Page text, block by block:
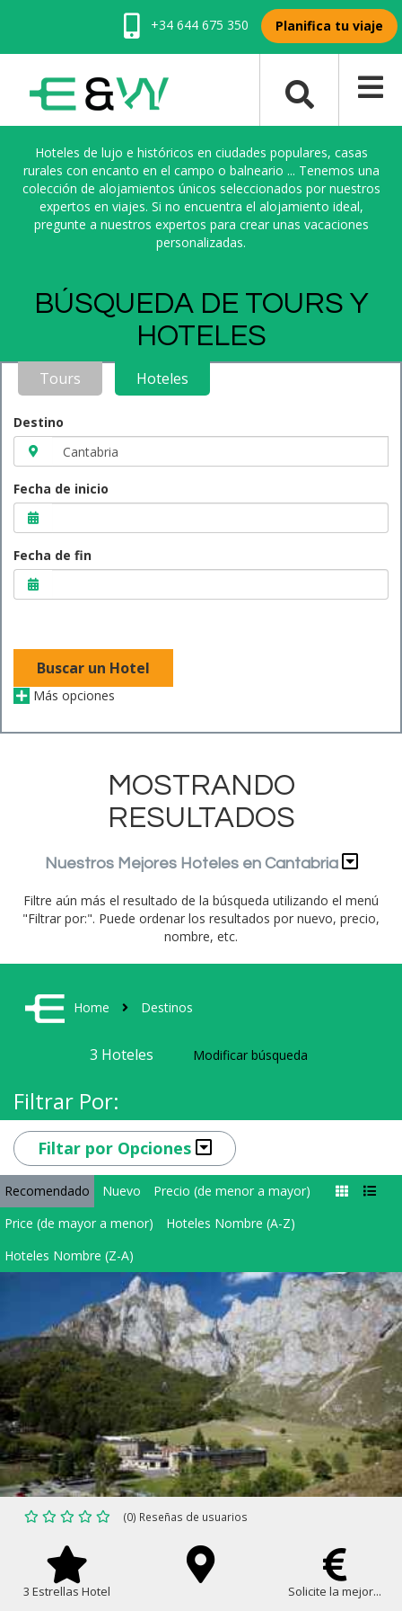
+34 644 675 350 Planifica tu viaje
Hoteles de lujo e históricos en ciudades populares, casas
rurales con encanto en el campo o balneario ... Tenemos una
colección de alojamientos únicos seleccionados por nuestros
expertos en viajes. Si no encuentra el alojamiento ideal,
pregunte a nuestros expertos para crear unas vacaciones
personalizadas.
BÚSQUEDA DE TOURS Y
HOTELES
Tours Hoteles
Destino
Fecha de inicio
Fecha de fin
Buscar un Hotel
Más opciones
MOSTRANDO
RESULTADOS
Nuestros Mejores Hoteles en Cantabria
Filtre aún más el resultado de la búsqueda utilizando el menú
"Filtrar por:". Puede ordenar los resultados por nuevo, precio,
nombre, etc.
Home Destinos
3 Hoteles Modificar búsqueda
Filtrar Por:
Filtar por Opciones
Recomendado Nuevo
Precio (de menor a mayor)
Price (de mayor a menor)
Hoteles Nombre (A-Z)
Hoteles Nombre (Z-A)
(0) Reseñas de usuarios
3 Estrellas Hotel Solicite la mejor...